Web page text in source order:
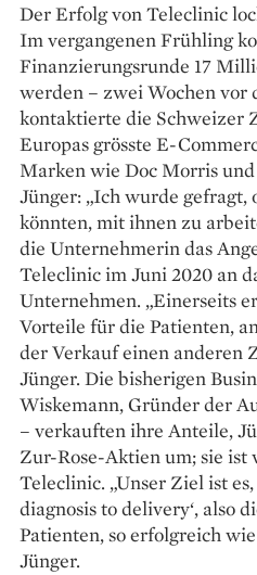
Der Erfolg von Teleclinic
Im vergangenen Frühling
Finanzierungsrunde 17
werden – zwei Wochen
kontaktierte die Schweizer
Europas grösste E-
Marken wie Doc ­Morris
Jünger: „Ich wurde gefragt,
könnten, mit ihnen zu
die Unternehmerin das
Teleclinic im Juni 2020 an
Unternehmen. „Einerseits
Vorteile für die Patienten,
der Verkauf einen anderen
Jünger. Die bisherigen
Wiskemann, Gründer der
– verkauften ihre Anteile,
Zur-Rose-Aktien um; sie ist
Teleclinic. „Unser Ziel ist
diagnosis to delivery‘, also
Patienten, so erfolgreich
Jünger.